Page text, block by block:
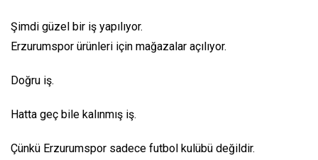
Şimdi güzel bir iş yapılıyor.
Erzurumspor ürünleri için mağazalar açılıyor.
Doğru iş.
Hatta geç bile kalınmış iş.
Çünkü Erzurumspor sadece futbol kulübü değildir.